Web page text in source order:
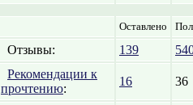
Оставлено
Отзывы: 139
Рекомендации к
прочтению:
16 36